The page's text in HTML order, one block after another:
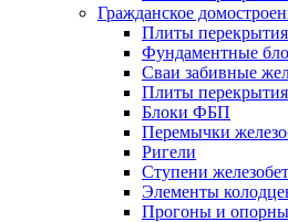
Гражданское
Плиты
Фундаментные
Сваи забивные
Плиты
Блоки ФБП
Перемычки
Ригели
Ступени
Элементы
Прогоны и